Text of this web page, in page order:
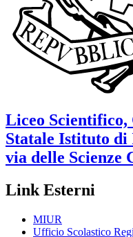
Liceo Scientifico,
Statale Istituto di
via delle Scienze
Link Esterni
MIUR
Ufficio Scolastico